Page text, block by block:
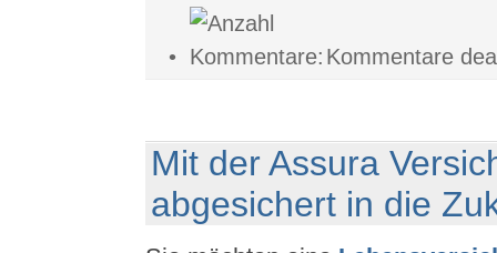
• Kommentare
Mit der Assura
abgesichert in die